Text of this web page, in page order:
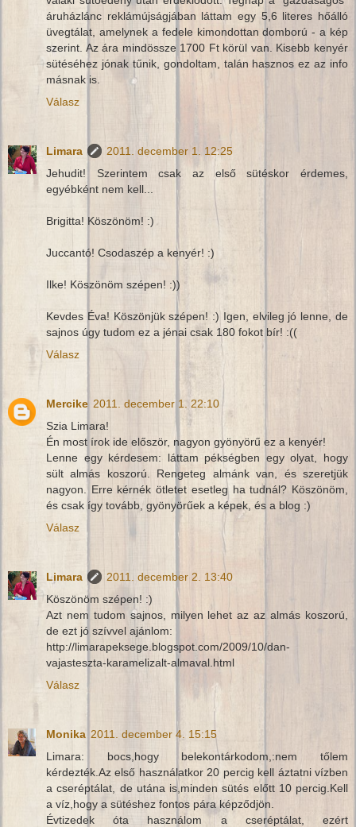
áruházlánc reklámújságjában láttam egy 5,6 literes hőálló
üvegtálat, amelynek a fedele kimondottan domború - a kép
szerint. Az ára mindössze 1700 Ft körül van. Kisebb kenyér
sütéséhez jónak tűnik, gondoltam, talán hasznos ez az info
másnak is.
Válasz
Limara
2011. december 1. 12:25
Jehudit! Szerintem csak az első sütéskor érdemes,
egyébként nem kell...
Brigitta! Köszönöm! :)
Juccantó! Csodaszép a kenyér! :)
Ilke! Köszönöm szépen! :))
Kevdes Éva! Köszönjük szépen! :) Igen, elvileg jó lenne, de
sajnos úgy tudom ez a jénai csak 180 fokot bír! :((
Válasz
Mercike 2011. december 1. 22:10
Szia Limara!
Én most írok ide először, nagyon gyönyörű ez a kenyér!
Lenne egy kérdesem: láttam pékségben egy olyat, hogy
sült almás koszorú. Rengeteg almánk van, és szeretjük
nagyon. Erre kérnék ötletet esetleg ha tudnál? Köszönöm,
és csak így tovább, gyönyörűek a képek, és a blog :)
Válasz
Limara
2011. december 2. 13:40
Köszönöm szépen! :)
Azt nem tudom sajnos, milyen lehet az az almás koszorú,
de ezt jó szívvel ajánlom:
http://limarapeksege.blogspot.com/2009/10/dan-
vajasteszta-karamelizalt-almaval.html
Válasz
Monika 2011. december 4. 15:15
Limara: bocs,hogy belekontárkodom,:nem tőlem
kérdezték.Az első használatkor 20 percig kell áztatni vízben
a cseréptálat, de utána is,minden sütés előtt 10 percig.Kell
a víz,hogy a sütéshez fontos pára képződjön.
Évtizedek óta használom a cseréptálat, ezért